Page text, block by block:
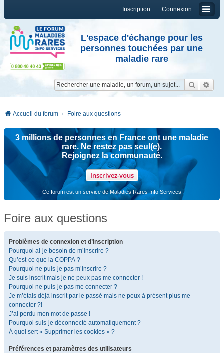
Connexion
Inscription
L'espace d'échange pour les
personnes touchées par une
maladie rare
Accueil du forum Foire aux questions
3 millions de personnes en France ont une maladie
rare. Ne restez pas seul(e).
Rejoignez la communauté.
Inscrivez-vous
Ce forum est un service de Maladies Rares Info Services
Foire aux questions
Problèmes de connexion et d’inscription
Pourquoi ai-je besoin de m’inscrire ?
Qu’est-ce que la COPPA ?
Pourquoi ne puis-je pas m’inscrire ?
Je suis inscrit mais je ne peux pas me connecter !
Pourquoi ne puis-je pas me connecter ?
Je m’étais déjà inscrit par le passé mais ne peux à présent plus me
connecter ?!
J’ai perdu mon mot de passe !
Pourquoi suis-je déconnecté automatiquement ?
À quoi sert « Supprimer les cookies » ?
Préférences et paramètres des utilisateurs